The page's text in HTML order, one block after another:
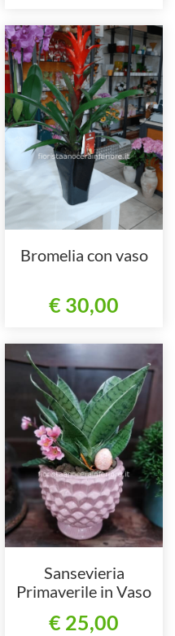
Bromelia con vaso
€ 30,00
Sansevieria
Primaverile in Vaso
€ 25,00